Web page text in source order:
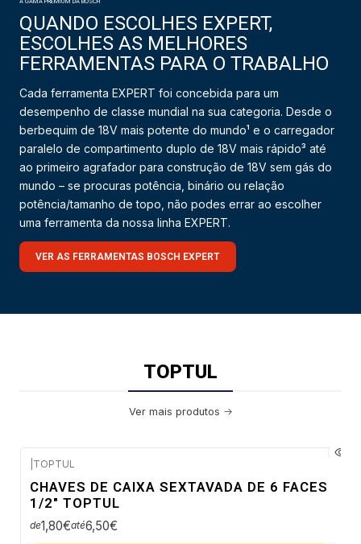
QUANDO ESCOLHES EXPERT,
ESCOLHES AS MELHORES
FERRAMENTAS PARA O TRABALHO
Cada ferramenta EXPERT foi concebida para um
desempenho de classe mundial na sua categoria. Desde o
berbequim de 18V mais potente do mundo¹ e o carregador
paralelo de compartimento duplo de 18V mais rápido³ até
ao primeiro agrafador para construção de 18V sem gás do
mundo – se procuras potência, binário ou relação
potência/tamanho de topo, não podes errar ao escolher
uma ferramenta da nossa linha EXPERT.
VER AS FERRAMENTAS BOSCH EXPERT
TOPTUL
Ver mais produtos
Não Disponível
TOPTUL
CHAVES DE CAIXA SEXTAVADA DE 6 FACES
1/2" TOPTUL
de1,80€até6,50€